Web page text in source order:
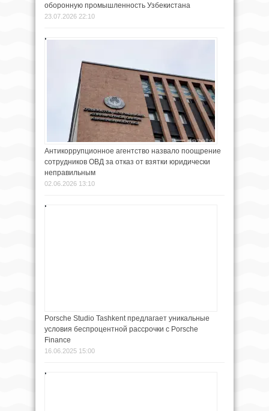
оборонную промышленность Узбекистана
23.07.2026 22:10
Антикоррупционное агентство назвало поощрение
сотрудников ОВД за отказ от взятки юридически
неправильным
02.06.2026 13:10
Porsche Studio Tashkent предлагает уникальные
условия беспроцентной рассрочки с Porsche
Finance
16.06.2025 15:00